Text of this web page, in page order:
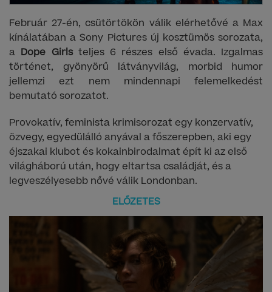
Február 27-én, csütörtökön válik elérhetővé a Max
kínálatában a Sony Pictures új kosztümös sorozata,
a Dope Girlsteljes 6 részes első évada. Izgalmas
történet, gyönyörű látványvilág, morbid humor
jellemzi ezt nem mindennapi felemelkedést
bemutató sorozatot.
Provokatív, feminista krimisorozat egy konzervatív,
özvegy, egyedülálló anyával a főszerepben, aki egy
éjszakai klubot és kokainbirodalmat épít ki az első
világháború után, hogy eltartsa családját, és a
legveszélyesebb nővé válik Londonban.
ELŐZETES